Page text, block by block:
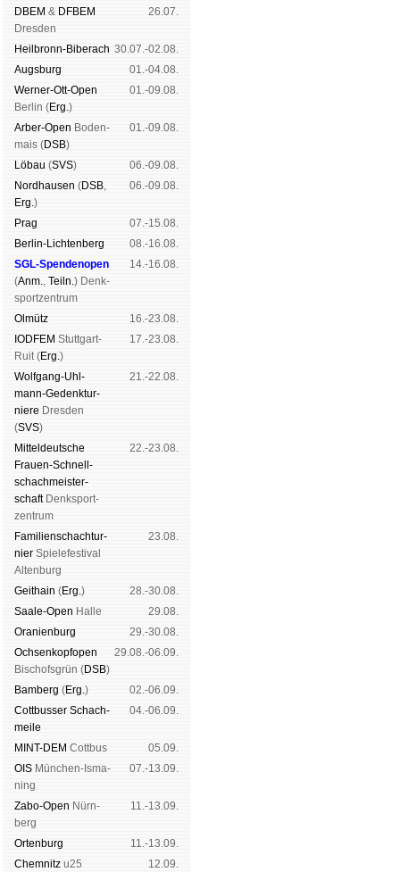
DBEM & DFBEM
Dres­den
26.07.
Heil­bronn-Bi­ber­ach 30.07.-02.08.
Augs­burg
01.-04.08.
Werner-Ott-Open
Ber­lin (Erg.)
01.-09.08.
Arber-Open Boden­
mais (DSB)
01.-09.08.
Lö­bau (SVS)
06.-09.08.
Nord­hau­sen (DSB,
Erg.)
06.-09.08.
Prag
07.-15.08.
Berlin-Lich­ten­berg
08.-16.08.
SGL-Spenden­open
(Anm., Teiln.) Denk­
sport­zen­trum
14.-16.08.
Ol­mütz
16.-23.08.
IODFEM Stutt­gart-
Ruit (Erg.)
17.-23.08.
Wolf­gang-Uhl­
mann-Ge­denk­tur­
niere Dres­den
(SVS)
21.-22.08.
Mit­tel­deu­tsche
Frauen-Schnell­
schach­meis­ter­
schaftDenk­sport­
zen­trum
22.-23.08.
Familien­schach­tur­
nier Spiele­fes­ti­val
Al­ten­burg
23.08.
Geit­hain (Erg.)
28.-30.08.
Saale-Open Halle
29.08.
Oranien­burg
29.-30.08.
Och­sen­kopf­open
Bischofs­grün (DSB)
29.08.-06.09.
Bam­berg (Erg.)
02.-06.09.
Cott­busser Schach­
meile
04.-06.09.
MINT-DEM Cott­bus
05.09.
OIS Mün­chen-Is­ma­
ning
07.-13.09.
Zabo-Open Nürn­
berg
11.-13.09.
Orten­burg
11.-13.09.
Chem­nitz u25 12.09.